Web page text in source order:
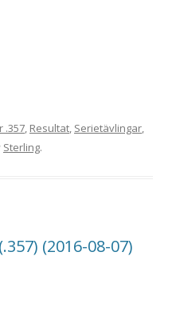
.357, Resultat, Serietävlingar,
Sterling.
(2016-08-07)